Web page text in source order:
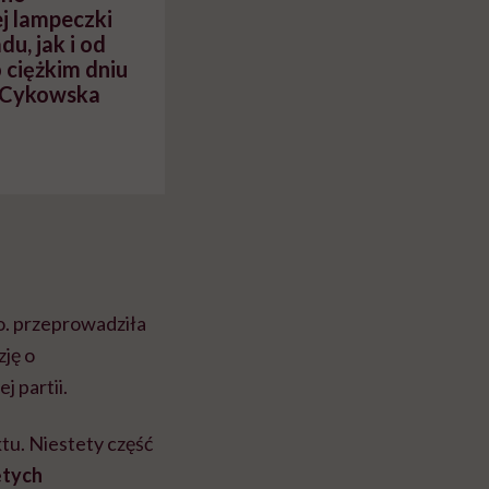
lampeczki
jak i od
dniu
przeprowadziła
o
partii.
Niestety część